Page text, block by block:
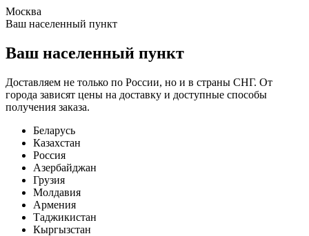
Москва
Ваш населенный пункт
Ваш населенный пункт
Доставляем не только по России, но и в страны СНГ. От
города зависят цены на доставку и доступные способы
получения заказа.
Беларусь
Казахстан
Россия
Азербайджан
Грузия
Молдавия
Армения
Таджикистан
Кыргызстан